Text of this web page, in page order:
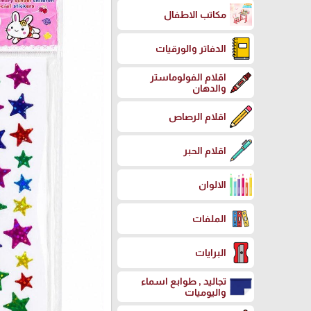
مكاتب الاطفال
الدفاتر والورقيات
اقلام الفولوماستر
والدهان
اقلام الرصاص
اقلام الحبر
الالوان
الملفات
البرايات
تجاليد , طوابع اسماء
واليوميات